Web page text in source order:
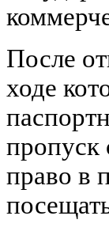
После
ходе
пропуск
право в